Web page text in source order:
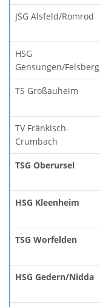
JSG Alsfeld/Romrod
HSG
Gensungen/Felsberg
TS Großauheim
TV Fränkisch-
Crumbach
TSG Oberursel
HSG Kleenheim
TSG Worfelden
HSG Gedern/Nidda